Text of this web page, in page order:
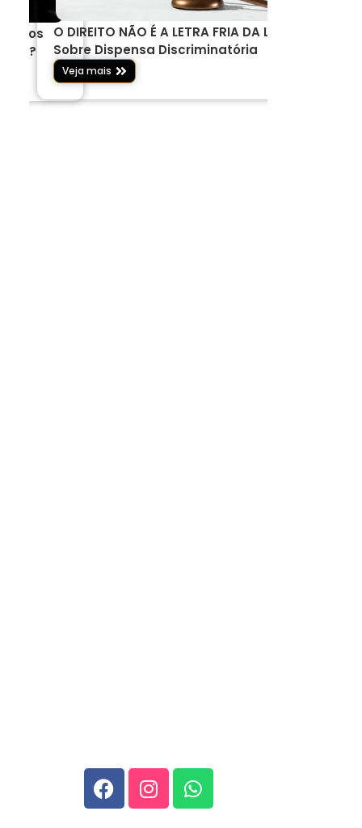
dos
O DIREITO NÃO É A LETRA FRIA DA LEI –
Sobre Dispensa Discriminatória
Veja mais